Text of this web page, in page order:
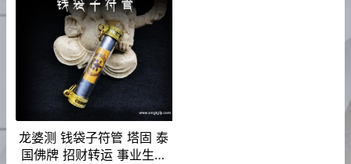
龙婆测 钱袋子符管 塔固 泰
国佛牌 招财转运 事业生意